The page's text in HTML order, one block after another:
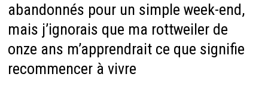
abandonnés pour un simple week-end,
mais j’ignorais que ma rottweiler de
onze ans m’apprendrait ce que signifie
recommencer à vivre